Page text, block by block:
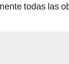
todas las